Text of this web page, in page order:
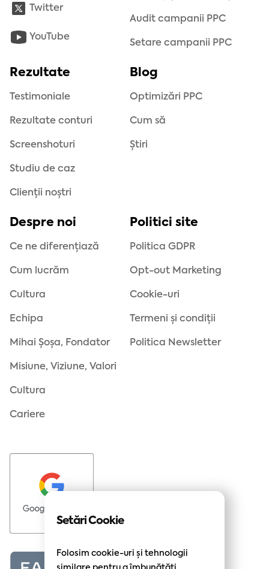
Twitter
YouTube
Audit campanii PPC
Setare campanii PPC
Rezultate
Testimoniale
Rezultate conturi
Screenshoturi
Studiu de caz
Clienții noștri
Blog
Optimizări PPC
Cum să
Știri
Despre noi
Ce ne diferențiază
Cum lucrăm
Cultura
Echipa
Mihai Șoșa, Fondator
Misiune, Viziune, Valori
Cultura
Cariere
Politici site
Politica GDPR
Opt-out Marketing
Cookie-uri
Termeni și condiții
Politica Newsletter
Setări Cookie
Folosim cookie-uri și tehnologii